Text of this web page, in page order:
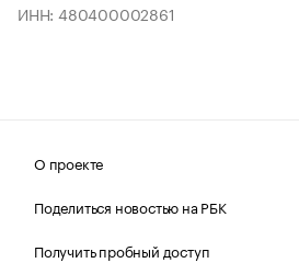
ИНН: 480400002861
О проекте
Поделиться новостью на РБК
Получить пробный доступ